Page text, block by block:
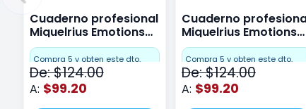
Cuaderno profesional
Miquelrius Emotions
Cuadro Chico 80
hojas Rosa
Compra 5 y obten este dto.
De: $124.00
A: $99.20
Cuaderno
Miquelrius Emotions
raya 80 hojas
Compra 5 y obten este dto.
De: $124.00
A: $99.20